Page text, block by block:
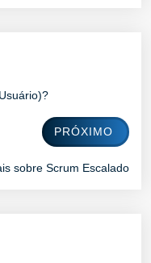
PRÓXIMO
sobre Scrum Escalado